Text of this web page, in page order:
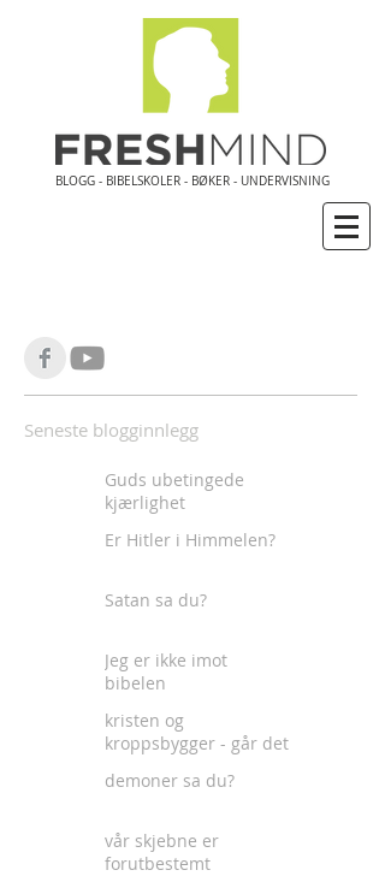
BLOGG - BIBELSKOLER - BØKER - UNDERVISNING
Seneste blogginnlegg
Guds ubetingede
kjærlighet
Er Hitler i Himmelen?
Satan sa du?
Jeg er ikke imot
bibelen
kristen og
kroppsbygger - går det
demoner sa du?
vår skjebne er
forutbestemt